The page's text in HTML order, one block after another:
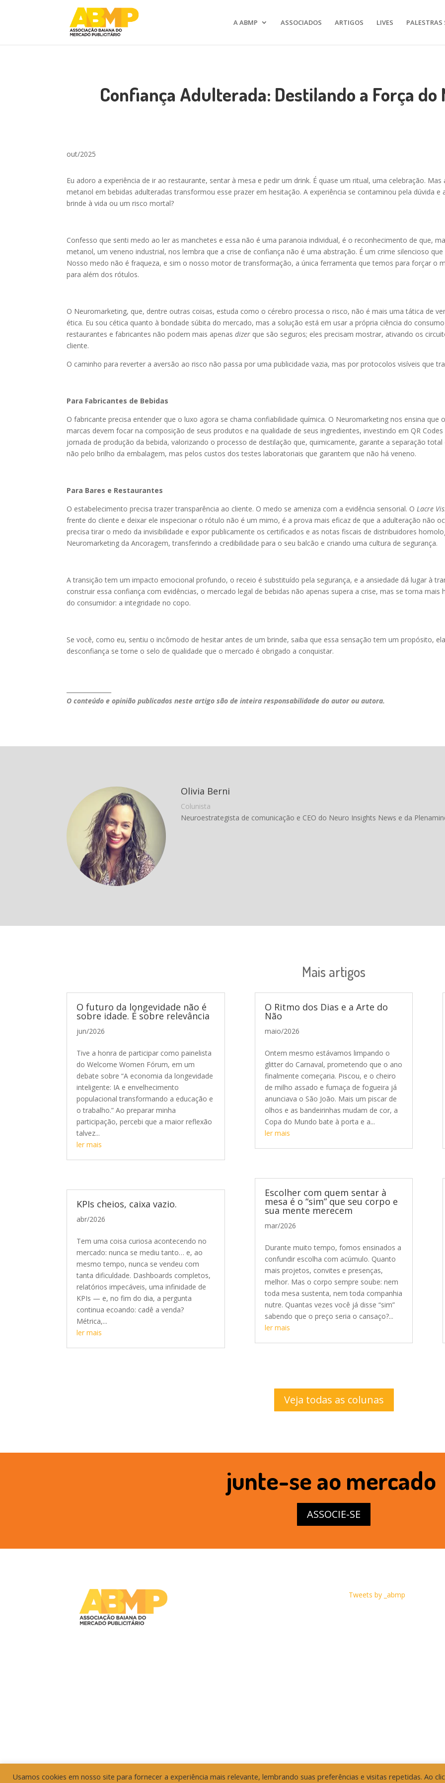
A ABMP ASSOCIADOS ARTIGOS LIVES PALESTRAS
Confiança Adulterada: Destilando a Força
out/2025
Eu adoro a experiência de ir ao restaurante, sentar à mesa e pedir um drink. É quase um ritual, uma celebração.
metanol em bebidas adulteradas transformou esse prazer em hesitação. A experiência se contaminou pela dúvida
brinde à vida ou um risco mortal?
Confesso que senti medo ao ler as manchetes e essa não é uma paranoia individual, é o reconhecimento de que,
metanol, um veneno industrial, nos lembra que a crise de confiança não é uma abstração. É um crime silencioso
Nosso medo não é fraqueza, e sim o nosso motor de transformação, a única ferramenta que temos para forçar o
para além dos rótulos.
O Neuromarketing, que, dentre outras coisas, estuda como o cérebro processa o risco, não é mais uma tática de
ética. Eu sou cética quanto à bondade súbita do mercado, mas a solução está em usar a própria ciência do
restaurantes e fabricantes não podem mais apenasdizer que são seguros; eles precisam mostrar, ativando os
cliente.
O caminho para reverter a aversão ao risco não passa por uma publicidade vazia, mas por protocolos visíveis que
Para Fabricantes de Bebidas
O fabricante precisa entender que o luxo agora se chama confiabilidade química. O Neuromarketing nos ensina que
marcas devem focar na composição de seus produtos e na qualidade de seus ingredientes, investindo em QR
jornada de produção da bebida, valorizando o processo de destilação que, quimicamente, garante a separação
não pelo brilho da embalagem, mas pelos custos dos testes laboratoriais que garantem que não há veneno.
Para Bares e Restaurantes
O estabelecimento precisa trazer transparência ao cliente. O medo se ameniza com a evidência sensorial. OLacre
frente do cliente e deixar ele inspecionar o rótulo não é um mimo, é a prova mais eficaz de que a adulteração não
precisa tirar o medo da invisibilidade e expor publicamente os certificados e as notas fiscais de distribuidores
Neuromarketing da Ancoragem, transferindo a credibilidade para o seu balcão e criando uma cultura de segurança.
A transição tem um impacto emocional profundo, o receio é substituído pela segurança, e a ansiedade dá lugar à
construir essa confiança com evidências, o mercado legal de bebidas não apenas supera a crise, mas se torna
do consumidor: a integridade no copo.
Se você, como eu, sentiu o incômodo de hesitar antes de um brinde, saiba que essa sensação tem um propósito,
desconfiança se torne o selo de qualidade que o mercado é obrigado a conquistar.
O conteúdo e opinião publicados neste artigo são de inteira responsabilidade do autor ou autora.
Olivia Berni
Colunista
Neuroestrategista de comunicação e CEO do Neuro Insights News e da
Mais artigos
O futuro da longevidade não é
sobre idade. É sobre relevância
jun/2026
Tive a honra de participar como painelista
do Welcome Women Fórum, em um
debate sobre “A economia da longevidade
inteligente: IA e envelhecimento
populacional transformando a educação e
o trabalho.” Ao preparar minha
participação, percebi que a maior reflexão
talvez...
ler mais
KPIs cheios, caixa vazio.
abr/2026
Tem uma coisa curiosa acontecendo no
mercado: nunca se mediu tanto… e, ao
mesmo tempo, nunca se vendeu com
tanta dificuldade. Dashboards completos,
relatórios impecáveis, uma infinidade de
KPIs — e, no fim do dia, a pergunta
continua ecoando: cadê a venda?
Métrica,...
ler mais
O Ritmo dos Dias e a Arte do
Não
maio/2026
Ontem mesmo estávamos limpando o
glitter do Carnaval, prometendo que o ano
finalmente começaria. Piscou, e o cheiro
de milho assado e fumaça de fogueira já
anunciava o São João. Mais um piscar de
olhos e as bandeirinhas mudam de cor, a
Copa do Mundo bate à porta e a...
ler mais
Escolher com quem sentar à
mesa é o “sim” que seu corpo e
sua mente merecem
mar/2026
Durante muito tempo, fomos ensinados a
confundir escolha com acúmulo. Quanto
mais projetos, convites e presenças,
melhor. Mas o corpo sempre soube: nem
toda mesa sustenta, nem toda companhia
nutre. Quantas vezes você já disse “sim”
sabendo que o preço seria o cansaço?...
ler mais
Veja todas as colunas
junte-se ao mercado
ASSOCIE-SE
Tweets by _abmp
Usamos cookies em nosso site para fornecer a experiência mais relevante, lembrando suas preferências e visitas repetidas. Ao